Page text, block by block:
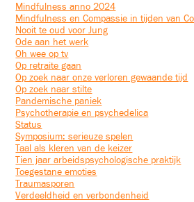
Mindfulness anno 2024
Mindfulness en Compassie in tijden van
Nooit te oud voor Jung
Ode aan het werk
Oh wee op tv
Op retraite gaan
Op zoek naar onze verloren gewaande tijd
Op zoek naar stilte
Pandemische paniek
Psychotherapie en psychedelica
Status
Symposium: serieuze spelen
Taal als kleren van de keizer
Tien jaar arbeidspsychologische praktijk
Toegestane emoties
Traumasporen
Verdeeldheid en verbondenheid